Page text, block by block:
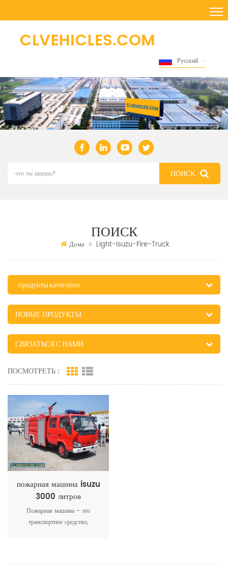
Русский
ПОИСК
Дома Light-Isuzu-Fire-Truck
продукты категории
НОВЫЕ ПРОДУКТЫ
СВЯЗАТЬСЯ С НАМИ
ПОСМОТРЕТЬ :
пожарная машина isuzu
3000 литров
Пожарная машина - это
транспортное средство,